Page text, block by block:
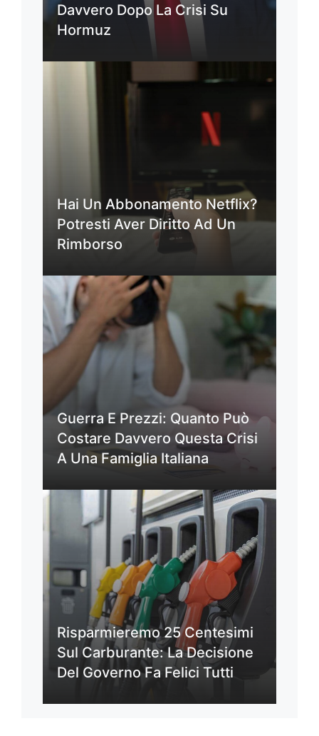
Davvero Dopo La Crisi Su
Hormuz
Hai Un Abbonamento Netflix?
Potresti Aver Diritto Ad Un
Rimborso
Guerra E Prezzi: Quanto Può
Costare Davvero Questa Crisi
A Una Famiglia Italiana
Risparmieremo 25 Centesimi
Sul Carburante: La Decisione
Del Governo Fa Felici Tutti